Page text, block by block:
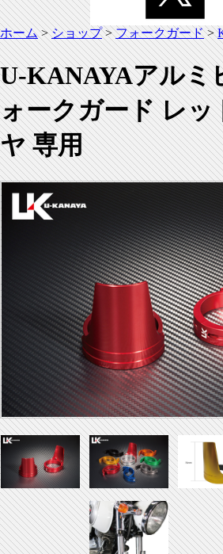
ホーム>ショップ>フォークガード>
U-KANAYAアルミ
ォークガード レッ
ヤ 専用